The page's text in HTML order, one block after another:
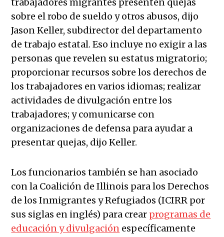
sobre el robo de sueldo y otros abusos, dijo
Jason Keller, subdirector del departamento
de trabajo estatal. Eso incluye no exigir a las
personas que revelen su estatus migratorio;
proporcionar recursos sobre los derechos de
los trabajadores en varios idiomas; realizar
actividades de divulgación entre los
trabajadores; y comunicarse con
organizaciones de defensa para ayudar a
presentar quejas, dijo Keller.
Los funcionarios también se han asociado
con la Coalición de Illinois para los Derechos
de los Inmigrantes y Refugiados (ICIRR por
sus siglas en inglés) para crear programas de
educación y divulgación específicamente